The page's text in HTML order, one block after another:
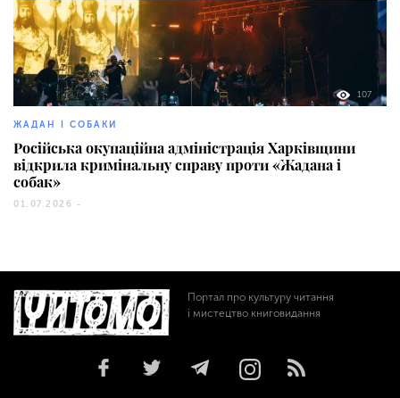
107
ЖАДАН І СОБАКИ
Російська окупаційна адміністрація Харківщини
відкрила кримінальну справу проти «Жадана і
собак»
01.07.2026 -
Портал про культуру читання
і мистецтво книговидання